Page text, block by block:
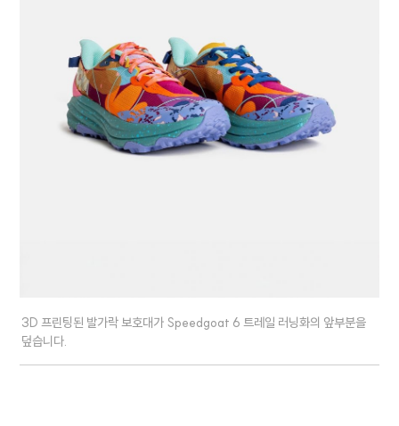
3D 프린팅된 발가락 보호대가 Speedgoat 6 트레일 러닝화의 앞부분을
덮습니다.